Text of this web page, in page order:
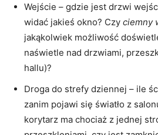
Wejście – gdzie jest drzwi
widać jakieś okno? Czy ciemny
jakąkolwiek możliwość
naświetle nad drzwiami,
hallu)?
Droga do strefy dziennej – ile
zanim pojawi się światło z
korytarz ma chociaż z jednej